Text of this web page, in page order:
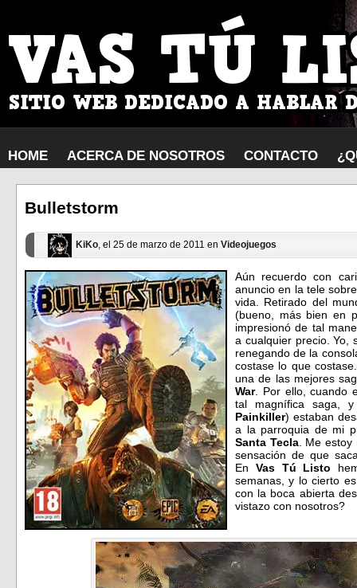
HOME ACERCA DE NOSOTROS CONTACTO
Bulletstorm
KiKo, el 25 de marzo de 2011 en Videojuegos
Aún recuerdo con
anuncio en la tele
vida. Retirado del
(bueno, más bien en
impresionó de tal
a cualquier precio. Yo,
renegando de la
costase lo que
una de las mejores
War. Por ello, cuando
tal magnífica saga,
Painkiller) estaban
a la parroquia de mi
Santa Tecla. Me estoy
sensación de que
En Vas Tú Listo
semanas, y lo cierto
con la boca abierta
vistazo con nosotros?